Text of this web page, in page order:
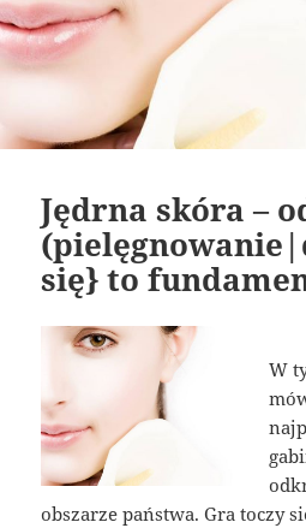
Jędrna skóra –
się} to
W
obszarze państwa. Gra toczy